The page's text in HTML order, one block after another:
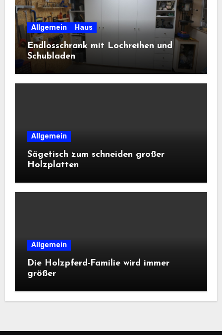
Allgemein Haus
Endlosschrank mit Lochreihen und
Schubladen
Allgemein
Sägetisch zum schneiden großer
Holzplatten
Allgemein
Die Holzpferd-Familie wird immer
größer